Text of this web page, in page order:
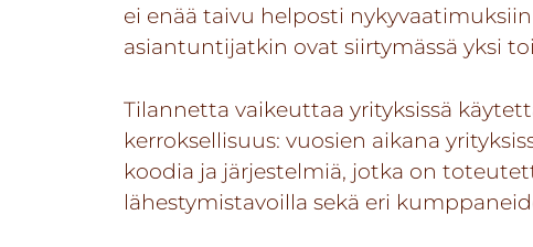
ei enää taivu helposti nykyvaatimuksiin
asiantuntijatkin ovat siirtymässä yksi
Tilannetta vaikeuttaa yrityksissä
kerroksellisuus: vuosien aikana
koodia ja järjestelmiä, jotka on
lähestymistavoilla sekä eri